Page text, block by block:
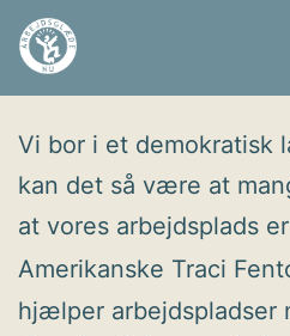
Fortsæt
Arbejdsglæde
Udgivet
Vi bor i et demokratisk
kan det så være at
at vores arbejdsplads
Amerikanske Traci
hjælper arbejdspladser